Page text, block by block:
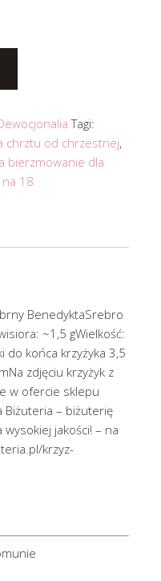
Tagi:
chrztu od chrzestnej,
bierzmowanie dla
18
BenedyktaSrebro
~1,5 gWielkość:
do końca krzyżyka 3,5
zdjęciu krzyżyk z
w ofercie sklepu
Biżuteria – biżuterię
jakości! – na
krzyz-